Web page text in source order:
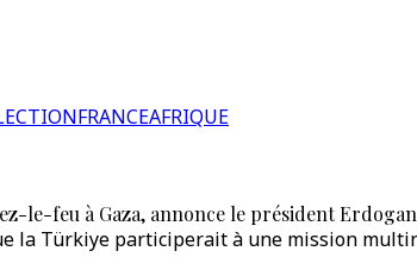
FRANCEAFRIQUE
le-feu à Gaza, annonce le président Erdogan
la Türkiye participerait à une mission